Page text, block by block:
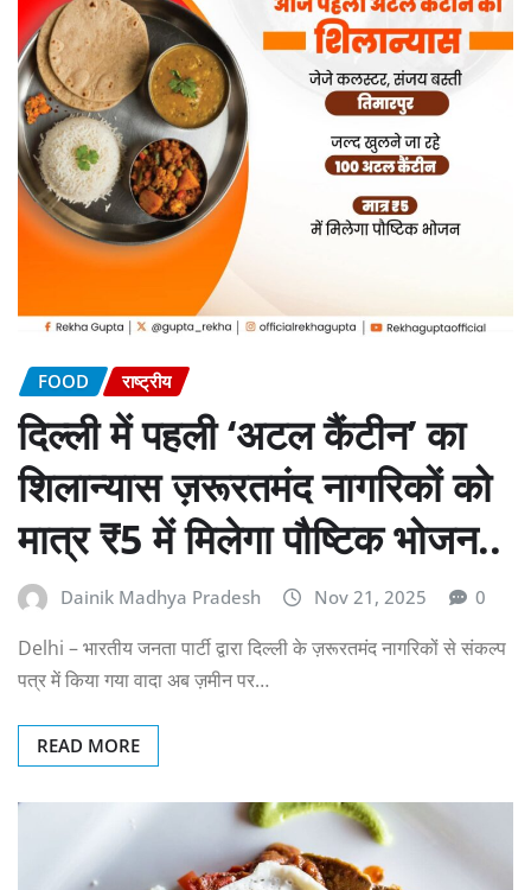
FOOD राष्ट्रीय
दिल्ली में पहली ‘अटल कैंटीन’ का
शिलान्यास ज़रूरतमंद नागरिकों को
मात्र ₹5 में मिलेगा पौष्टिक भोजन..
Dainik Madhya Pradesh Nov 21, 2025 0
Delhi – भारतीय जनता पार्टी द्वारा दिल्ली के ज़रूरतमंद नागरिकों से संकल्प
पत्र में किया गया वादा अब ज़मीन पर…
READ MORE